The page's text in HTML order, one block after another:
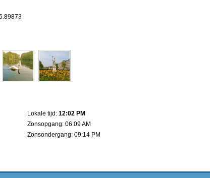
Lokale tijd: 12:02 PM
Zonsopgang: 06:09 AM
Zonsondergang: 09:14 PM